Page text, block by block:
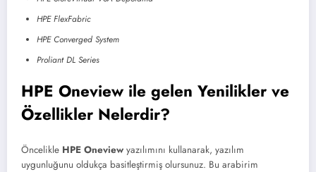
HPE FlexFabric
HPE Converged System
Proliant DL Series
HPE Oneview ile gelen Yenilikler ve
Özellikler Nelerdir?
Öncelikle HPE Oneview yazılımını kullanarak, yazılım
uygunluğunu oldukça basitleştirmiş olursunuz. Bu arabirim